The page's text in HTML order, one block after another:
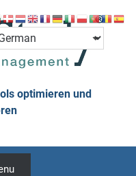
optimieren und